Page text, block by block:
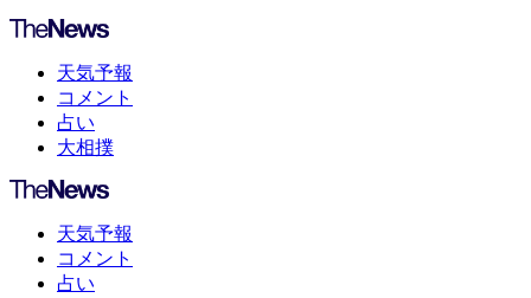
天気予報
コメント
占い
大相撲
天気予報
コメント
占い